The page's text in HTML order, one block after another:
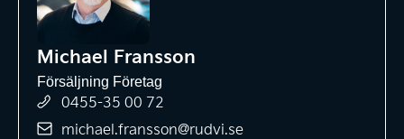
Michael Fransson
Försäljning Företag
0455-35 00 72
michael.fransson@rudvi.se